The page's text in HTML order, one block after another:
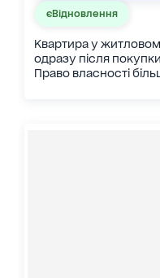
єВідновлення
Квартира у
одразу після
Право власності